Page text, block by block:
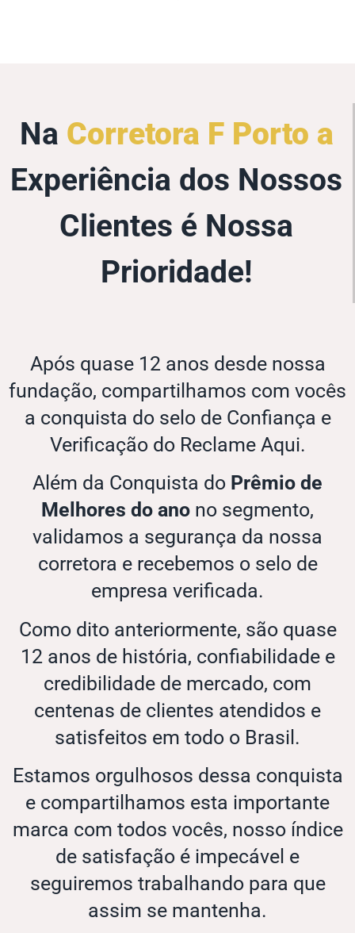
Na Corretora F Porto a
Experiência dos Nossos
Clientes é Nossa
Prioridade!
Após quase 12 anos desde nossa
fundação, compartilhamos com vocês
a conquista do selo de Confiança e
Verificação do Reclame Aqui.
Além da Conquista do Prêmio de
Melhores do ano no segmento,
validamos a segurança da nossa
corretora e recebemos o selo de
empresa verificada.
Como dito anteriormente, são quase
12 anos de história, confiabilidade e
credibilidade de mercado, com
centenas de clientes atendidos e
satisfeitos em todo o Brasil.
Estamos orgulhosos dessa conquista
e compartilhamos esta importante
marca com todos vocês, nosso índice
de satisfação é impecável e
seguiremos trabalhando para que
assim se mantenha.